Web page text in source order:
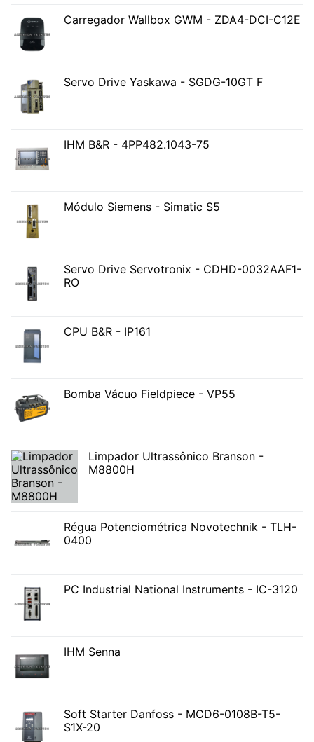
Carregador Wallbox GWM - ZDA4-DCI-C12E
Servo Drive Yaskawa - SGDG-10GT F
IHM B&R - 4PP482.1043-75
Módulo Siemens - Simatic S5
Servo Drive Servotronix - CDHD-0032AAF1-
RO
CPU B&R - IP161
Bomba Vácuo Fieldpiece - VP55
Limpador Ultrassônico Branson -
M8800H
Régua Potenciométrica Novotechnik - TLH-
0400
PC Industrial National Instruments - IC-3120
IHM Senna
Soft Starter Danfoss - MCD6-0108B-T5-
S1X-20